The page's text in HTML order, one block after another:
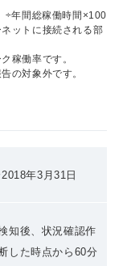
÷年間総稼働時間×100
ットに接続される部
稼働率です。
の対象外です。
年3月31日
知後、状況確認作
した時点から60分